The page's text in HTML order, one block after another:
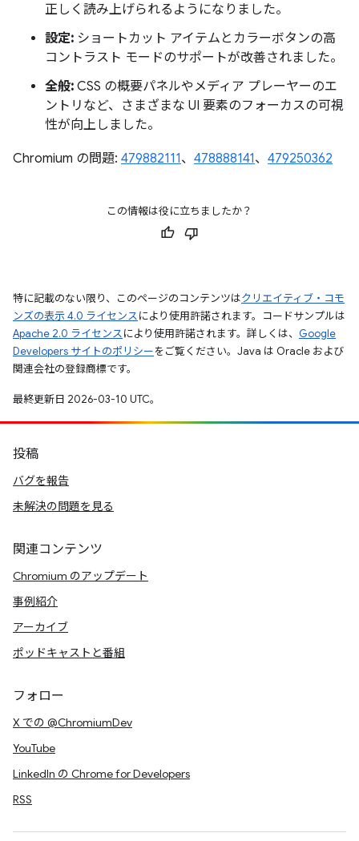
正しく読み上げられるようになりました。
設定: ショートカット アイテムとカラーボタンの高
コントラスト モードのサポートが改善されました。
全般: CSS の概要パネルやメディア プレーヤーのエ
ントリなど、さまざまな UI 要素のフォーカスの可視
性が向上しました。
Chromium の問題: 479882111、 478888141、 479250362
この情報は役に立ちましたか？
特に記載のない限り、このページのコンテンツはクリエイティブ・コモ
ンズの表示 4.0 ライセンスにより使用許諾されます。コードサンプルは
Apache 2.0 ライセンスにより使用許諾されます。詳しくは、 Google
Developers サイトのポリシーをご覧ください。Java は Oracle および
関連会社の登録商標です。
最終更新日 2026-03-10 UTC。
投稿
バグを報告
未解決の問題を見る
関連コンテンツ
Chromium のアップデート
事例紹介
アーカイブ
ポッドキャストと番組
フォロー
X での @ChromiumDev
YouTube
LinkedIn の Chrome for Developers
RSS